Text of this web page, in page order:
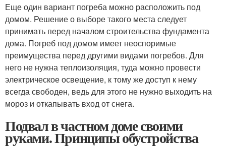
Еще один вариант погреба можно расположить под
домом. Решение о выборе такого места следует
принимать перед началом строительства фундамента
дома. Погреб под домом имеет неоспоримые
преимущества перед другими видами погребов. Для
него не нужна теплоизоляция, туда можно провести
электрическое освещение, к тому же доступ к нему
всегда свободен, ведь для этого не нужно выходить на
мороз и откапывать вход от снега.
Подвал в частном доме своими
руками. Принципы обустройства